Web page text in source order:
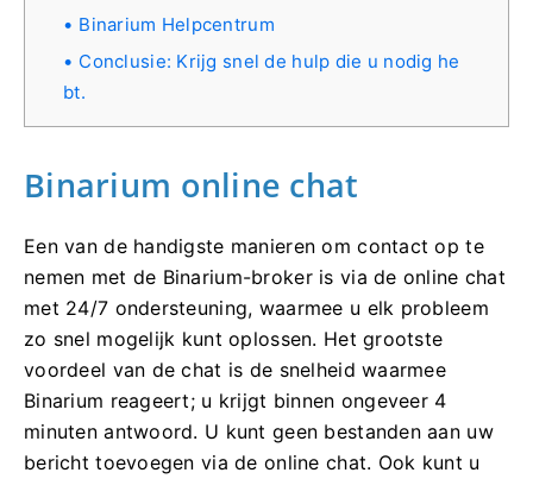
Binarium Helpcentrum
Conclusie: Krijg snel de hulp die u nodig he
bt.
Binarium online chat
Een van de handigste manieren om contact op te
nemen met de Binarium-broker is via de online chat
met 24/7 ondersteuning, waarmee u elk probleem
zo snel mogelijk kunt oplossen. Het grootste
voordeel van de chat is de snelheid waarmee
Binarium reageert; u krijgt binnen ongeveer 4
minuten antwoord. U kunt geen bestanden aan uw
bericht toevoegen via de online chat. Ook kunt u